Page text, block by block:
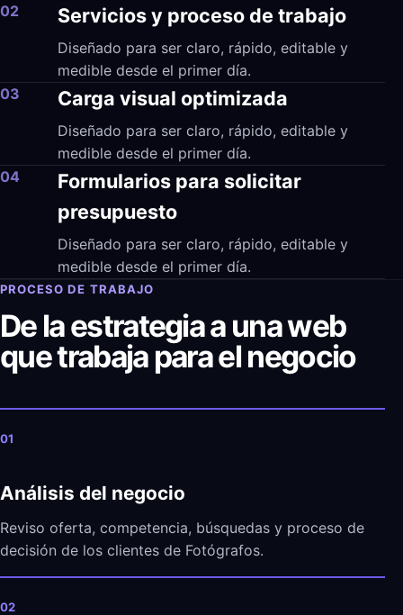
02
Servicios y proceso de trabajo
Diseñado para ser claro, rápido, editable y
medible desde el primer día.
03
Carga visual optimizada
Diseñado para ser claro, rápido, editable y
medible desde el primer día.
04
Formularios para solicitar
presupuesto
Diseñado para ser claro, rápido, editable y
medible desde el primer día.
PROCESO DE TRABAJO
De la estrategia a una web
que trabaja para el negocio
01
Análisis del negocio
Reviso oferta, competencia, búsquedas y proceso de
decisión de los clientes de Fotógrafos.
02